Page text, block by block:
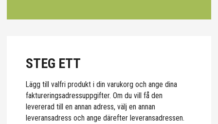
STEG ETT
Lägg till valfri produkt i din varukorg och ange dina
faktureringsadressuppgifter. Om du vill få den
levererad till en annan adress, välj en annan
leveransadress och ange därefter leveransadressen.